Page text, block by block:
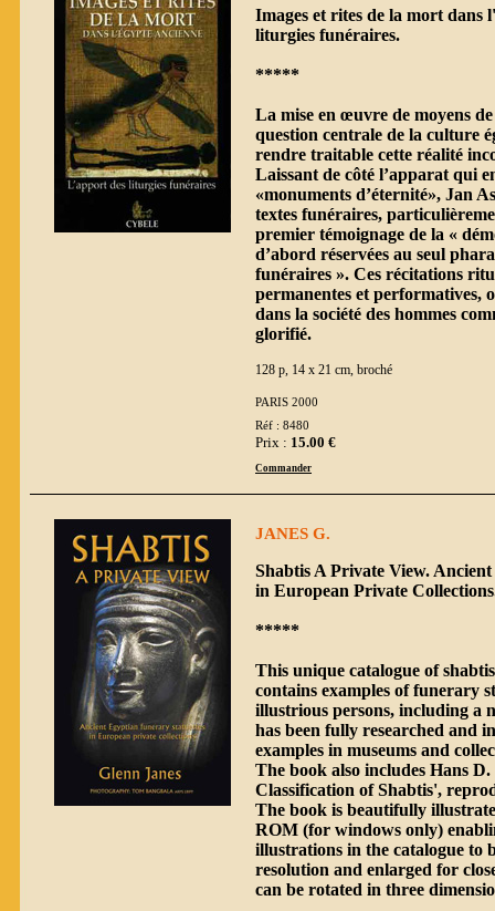
Images et rites de la mort dans
liturgies funéraires.
*****
La mise en œuvre de moyens
question centrale de la culture
rendre traitable cette réalité
Laissant de côté l’apparat qui
«monuments d’éternité», Jan
textes funéraires,
premier témoignage de la «
d’abord réservées au seul
funéraires ». Ces récitations
permanentes et performatives,
dans la société des hommes
glorifié.
128 p, 14 x 21 cm, broché
PARIS 2000
Réf : 8480
Prix : 15.00 €
Commander
JANES G.
Shabtis A Private View.
in European Private
*****
This unique catalogue of
contains examples of funerary
illustrious persons, including a
has been fully researched and
examples in museums and
The book also includes Hans
Classification of Shabtis',
The book is beautifully
ROM (for windows only)
illustrations in the catalogue to
resolution and enlarged for
can be rotated in three